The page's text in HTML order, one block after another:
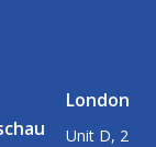
London
Unit D, 2